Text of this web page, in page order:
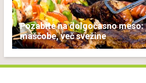
Pozabite na dolgočasno meso:
maščobe, več svežine